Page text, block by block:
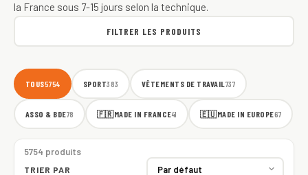
la France sous 7-15 jours selon la technique.
FILTRER LES PRODUITS
TOUS5754 SPORT383 VÊTEMENTS DE TRAVAIL737
ASSO & BDE78 🇫🇷MADE IN FRANCE41 🇪🇺MADE IN EUROPE67
5754 produits
TRIER PAR